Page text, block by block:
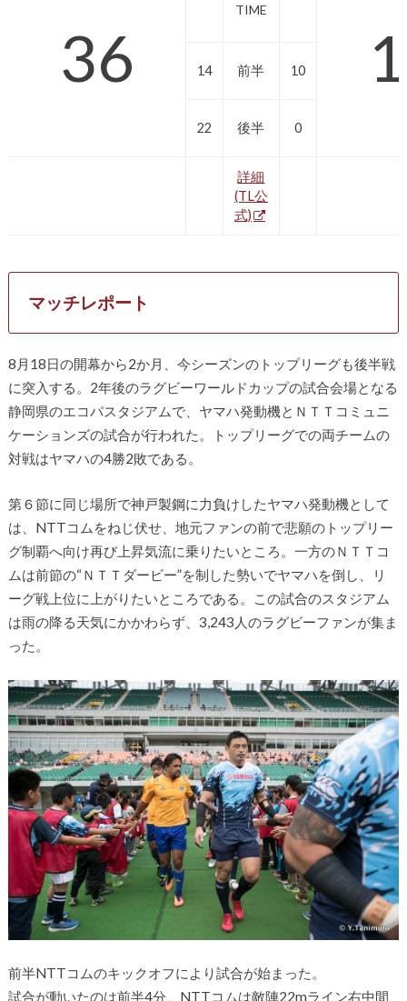
36
TIME
14 前半 10
22 後半 0
詳細
(TL公
式)
マッチレポート
8月18日の開幕から2か月、今シーズンのトップリーグも後半戦
に突入する。2年後のラグビーワールドカップの試合会場となる
静岡県のエコパスタジアムで、ヤマハ発動機とＮＴＴコミュニ
ケーションズの試合が行われた。トップリーグでの両チームの
対戦はヤマハの4勝2敗である。
第６節に同じ場所で神戸製鋼に力負けしたヤマハ発動機として
は、NTTコムをねじ伏せ、地元ファンの前で悲願のトップリー
グ制覇へ向け再び上昇気流に乗りたいところ。一方のＮＴＴコ
ムは前節の“ＮＴＴダービー”を制した勢いでヤマハを倒し、リ
ーグ戦上位に上がりたいところである。この試合のスタジアム
は雨の降る天気にかかわらず、3,243人のラグビーファンが集ま
った。
前半NTTコムのキックオフにより試合が始まった。
試合が動いたのは前半4分、NTTコムは敵陣22mライン右中間